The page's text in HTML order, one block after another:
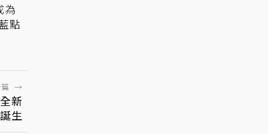
為
點
→
新
生